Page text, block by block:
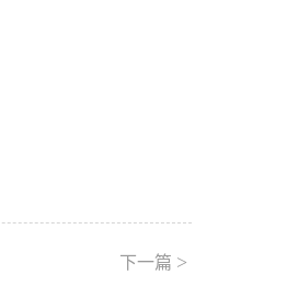
下一篇 >